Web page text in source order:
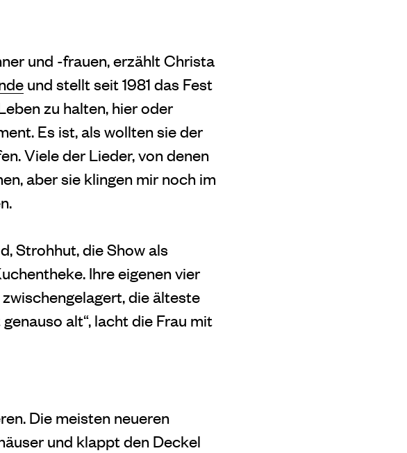
und -frauen, erzählt Christa
und stellt seit 1981 das Fest
zu halten, hier oder
Es ist, als wollten sie der
Viele der Lieder, von denen
aber sie klingen mir noch im
Strohhut, die Show als
Ihre eigenen vier
die älteste
alt“, lacht die Frau mit
Die meisten neueren
und klappt den Deckel